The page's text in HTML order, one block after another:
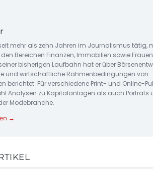
mehr als zehn Jahren im Journalismus tätig,
Bereichen Finanzen, Immobilien sowie
bisherigen Laufbahn hat er über
und wirtschaftliche Rahmenbedingungen von
berichtet. Für verschiedene Print- und Online-
Analysen zu Kapitalanlagen als auch Porträts
Modebranche.
→